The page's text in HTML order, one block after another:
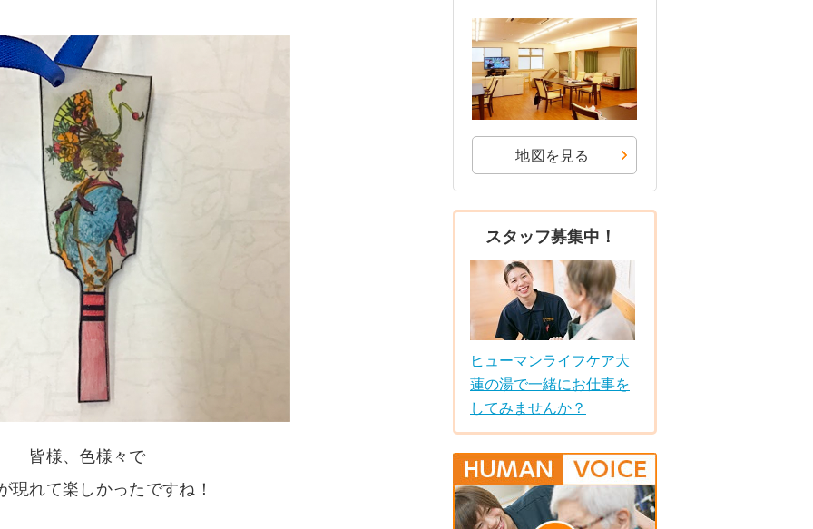
皆様、色様々で
現れて楽しかったですね！
地図を見る
スタッフ募集中！
ヒューマンライフケア大
蓮の湯で一緒にお仕事を
してみませんか？